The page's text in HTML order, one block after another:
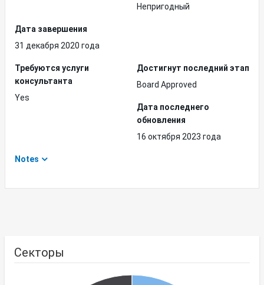
Непригодный
Дата завершения
31 декабря 2020 года
Требуются услуги
консультанта
Yes
Достигнут последний этап
Board Approved
Дата последнего
обновления
16 октября 2023 года
Notes
Секторы